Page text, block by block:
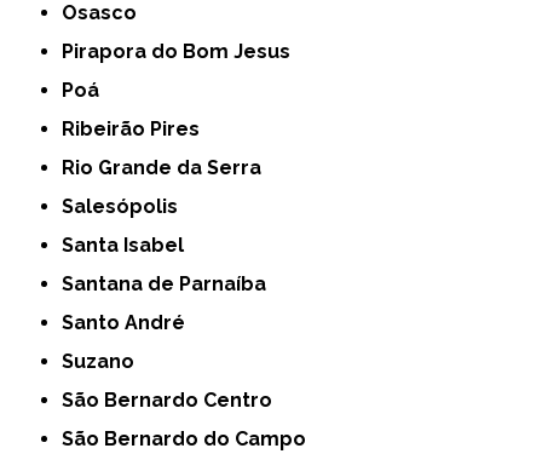
Osasco
Pirapora do Bom Jesus
Poá
Ribeirão Pires
Rio Grande da Serra
Salesópolis
Santa Isabel
Santana de Parnaíba
Santo André
Suzano
São Bernardo Centro
São Bernardo do Campo